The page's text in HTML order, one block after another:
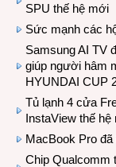
SPU thế hệ mới
Sức mạnh các
Samsung AI TV
giúp người hâm
HYUNDAI CUP
Tủ lạnh 4 cửa
InstaView thế
MacBook Pro
Chip Qualcomm